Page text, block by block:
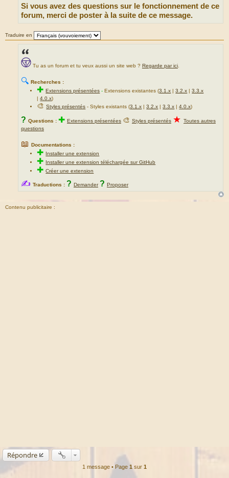
Si vous avez des questions sur le fonctionnement de ce
forum, merci de poster à la suite de ce message.
Traduire en
Tu as un forum et tu veux aussi un site web ? Regarde par ici
🔍 Recherches :
✚Extensions présentées -Extensions existantes (3.1.x |3.2.x |3.3.x
|4.0.x)
🎨Styles présentés - Styles existants (3.1.x |3.2.x |3.3.x |4.0.x)
? Questions : ✚ Extensions présentées 🎨 Styles présentés ★ Toutes autres
questions
📖 Documentations :
✚ Installer une extension
✚ Installer une extension téléchargée sur GitHub
✚Créer une extension
✍ Traductions : ? Demander ? Proposer
Contenu publicitaire :
Répondre
1 message • Page 1 sur 1